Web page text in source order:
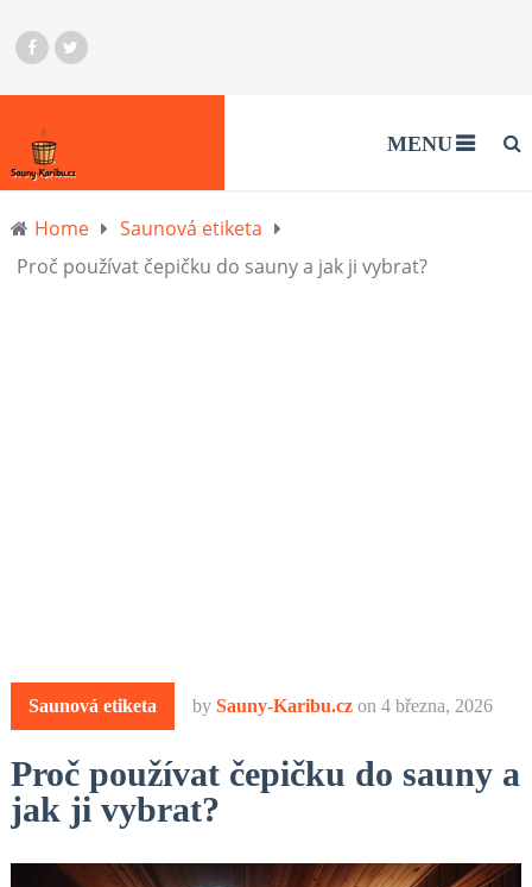
MENU
Home
Saunová etiketa
Proč používat čepičku do sauny a jak ji vybrat?
Saunová etiketa by Sauny-Karibu.cz on 4 března, 2026
Proč používat čepičku do sauny a
jak ji vybrat?